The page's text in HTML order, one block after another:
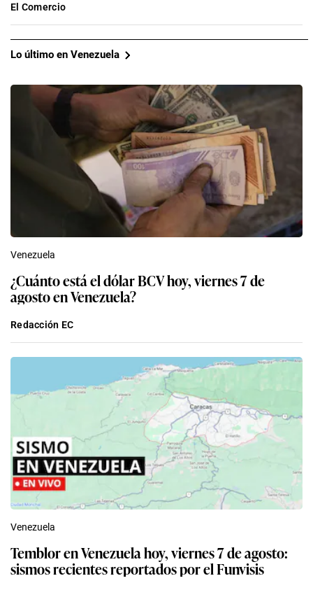
El Comercio
Lo último en Venezuela
Venezuela
¿Cuánto está el dólar BCV hoy, viernes 7 de
agosto en Venezuela?
Redacción EC
Venezuela
Temblor en Venezuela hoy, viernes 7 de agosto:
sismos recientes reportados por el Funvisis